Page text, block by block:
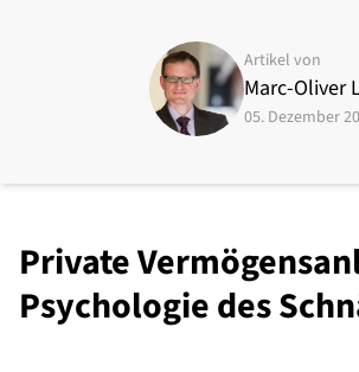
Artikel von
Marc-Oliver
05. Dezember
Private
Psychologie des